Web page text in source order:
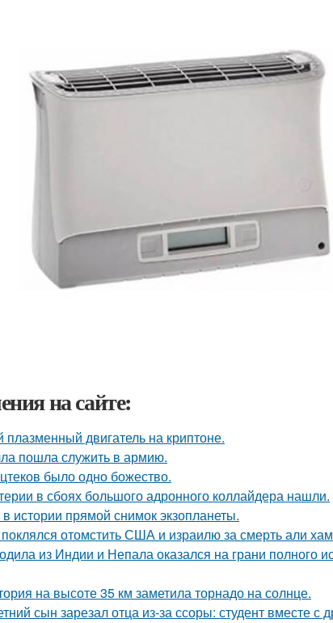
на сайте:
двигатель на криптоне.
пошла служить в армию.
было одно божество.
в сбоях большого адронного коллайдера нашли.
истории прямой снимок экзопланеты.
отомстить США и израилю за смерть али
из Индии и Непала оказался на грани полного
на высоте 35 км заметила торнадо на солнце.
сын зарезал отца из-за ссоры: студент вместе с